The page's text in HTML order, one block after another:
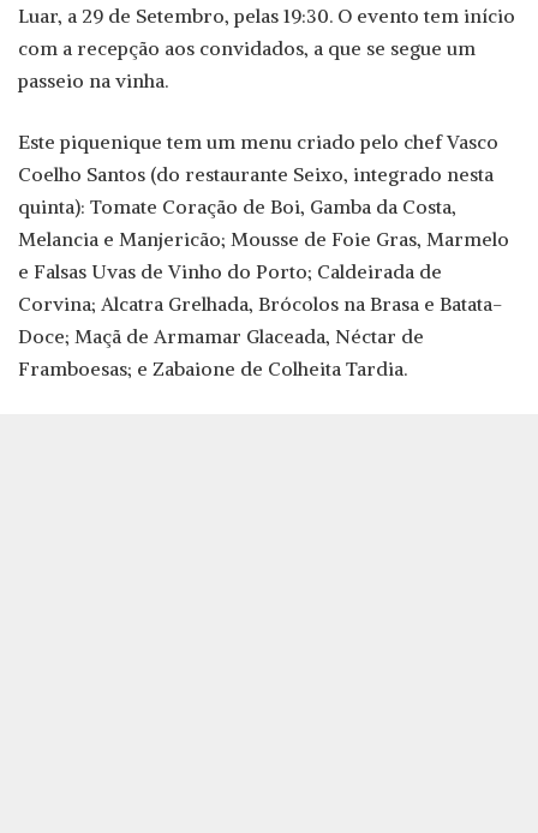
Luar, a 29 de Setembro, pelas 19:30. O evento tem início
com a recepção aos convidados, a que se segue um
passeio na vinha.
Este piquenique tem um menu criado pelo chef Vasco
Coelho Santos (do restaurante Seixo, integrado nesta
quinta): Tomate Coração de Boi, Gamba da Costa,
Melancia e Manjericão; Mousse de Foie Gras, Marmelo
e Falsas Uvas de Vinho do Porto; Caldeirada de
Corvina; Alcatra Grelhada, Brócolos na Brasa e Batata-
Doce; Maçã de Armamar Glaceada, Néctar de
Framboesas; e Zabaione de Colheita Tardia.